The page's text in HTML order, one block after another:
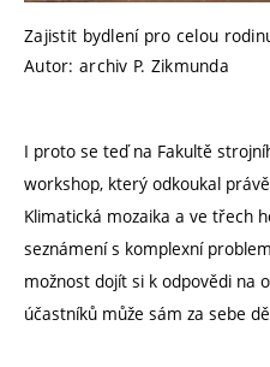
Zajistit bydlení pro celou
Autor: archiv P. Zikmunda
I proto se teď na Fakultě
workshop, který odkoukal
Klimatická mozaika a ve třech
seznámení s komplexní
možnost dojít si k odpovědi na
účastníků může sám za sebe